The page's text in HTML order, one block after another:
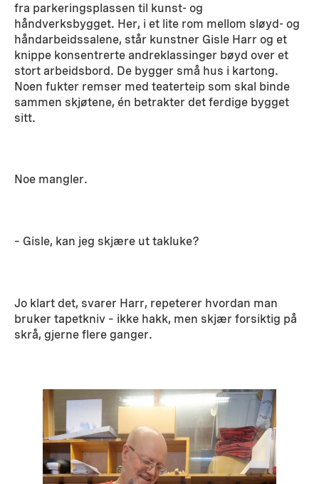
fra parkeringsplassen til kunst- og
håndverksbygget. Her, i et lite rom mellom sløyd- og
håndarbeidssalene, står kunstner Gisle Harr og et
knippe konsentrerte andreklassinger bøyd over et
stort arbeidsbord. De bygger små hus i kartong.
Noen fukter remser med teaterteip som skal binde
sammen skjøtene, én betrakter det ferdige bygget
sitt.
Noe mangler.
– Gisle, kan jeg skjære ut takluke?
Jo klart det, svarer Harr, repeterer hvordan man
bruker tapetkniv – ikke hakk, men skjær forsiktig på
skrå, gjerne flere ganger.